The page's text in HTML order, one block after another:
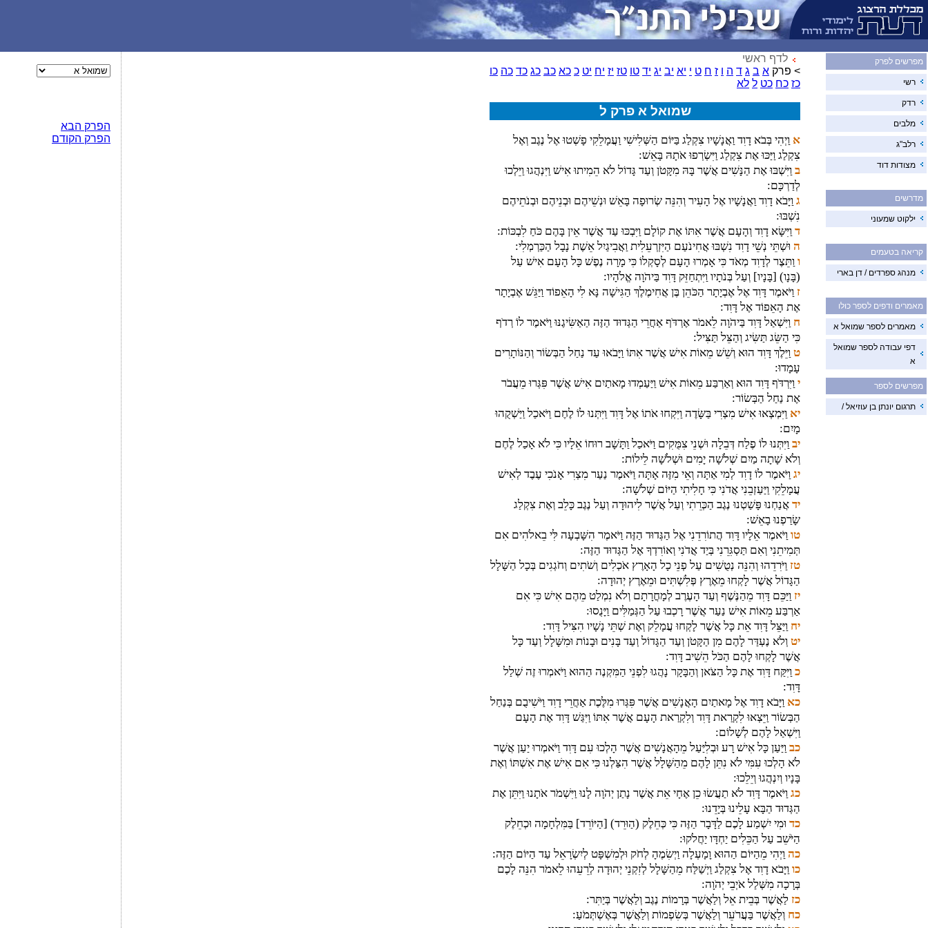
מפרשים לפרק
רשי
רדק
מלבים
רלב"ג
מצודות דוד
מדרשים
ילקוט שמעוני
קריאה בטעמים
מנהג ספרדים / דן בארי
מאמרים ודפים לספר כולו
מאמרים לספר שמואל א
דפי עבודה לספר שמואל
א
מפרשים לספר
תרגום יונתן בן עוזיאל /
לדף ראשי
> פרק א ב ג ד ה ו ז ח ט י יא יב יג יד טו טז יז יח יט כ כא כב כג כד כה כו
כז כח כט ל לא
שמואל א פרק ל
א וַיְהִי בְּבֹא דָוִד וַאֲנָשָׁיו צִקְלַג בַּיּוֹם הַשְּׁלִישִׁי וַעֲמָלֵקִי פָשְׁטוּ אֶל נֶגֶב וְאֶל
צִקְלַג וַיַּכּוּ אֶת צִקְלַג וַיִּשְׂרְפוּ אֹתָהּ בָּאֵשׁ:
ב וַיִּשְׁבּוּ אֶת הַנָּשִׁים אֲשֶׁר בָּהּ מִקָּטֹן וְעַד גָּדוֹל לֹא הֵמִיתוּ אִישׁ וַיִּנְהֲגוּ וַיֵּלְכוּ
לְדַרְכָּם:
ג וַיָּבֹא דָוִד וַאֲנָשָׁיו אֶל הָעִיר וְהִנֵּה שְׂרוּפָה בָּאֵשׁ וּנְשֵׁיהֶם וּבְנֵיהֶם וּבְנֹתֵיהֶם
נִשְׁבּוּ:
ד וַיִּשָּׂא דָוִד וְהָעָם אֲשֶׁר אִתּוֹ אֶת קוֹלָם וַיִּבְכּוּ עַד אֲשֶׁר אֵין בָּהֶם כֹּחַ לִבְכּוֹת:
ה וּשְׁתֵּי נְשֵׁי דָוִד נִשְׁבּוּ אֲחִינֹעַם הַיִּזְרְעֵלִית וַאֲבִיגַיִל אֵשֶׁת נָבָל הַכַּרְמְלִי:
ו וַתֵּצֶר לְדָוִד מְאֹד כִּי אָמְרוּ הָעָם לְסָקְלוֹ כִּי מָרָה נֶפֶשׁ כָּל הָעָם אִישׁ עַל
(בָּנָו) [בָּנָיו] וְעַל בְּנֹתָיו וַיִּתְחַזֵּק דָּוִד בַּיהֹוָה אֱלֹהָיו:
ז וַיֹּאמֶר דָּוִד אֶל אֶבְיָתָר הַכֹּהֵן בֶּן אֲחִימֶלֶךְ הַגִּישָׁה נָּא לִי הָאֵפוֹד וַיַּגֵּשׁ אֶבְיָתָר
אֶת הָאֵפוֹד אֶל דָּוִד:
ח וַיִּשְׁאַל דָּוִד בַּיהֹוָה לֵאמֹר אֶרְדֹּף אַחֲרֵי הַגְּדוּד הַזֶּה הַאַשִּׂיגֶנּוּ וַיֹּאמֶר לוֹ רְדֹף
כִּי הַשֵּׂג תַּשִּׂיג וְהַצֵּל תַּצִּיל:
ט וַיֵּלֶךְ דָּוִד הוּא וְשֵׁשׁ מֵאוֹת אִישׁ אֲשֶׁר אִתּוֹ וַיָּבֹאוּ עַד נַחַל הַבְּשׂוֹר וְהַנּוֹתָרִים
עָמָדוּ:
י וַיִּרְדֹּף דָּוִד הוּא וְאַרְבַּע מֵאוֹת אִישׁ וַיַּעַמְדוּ מָאתַיִם אִישׁ אֲשֶׁר פִּגְּרוּ מֵעֲבֹר
אֶת נַחַל הַבְּשׂוֹר:
יא וַיִּמְצְאוּ אִישׁ מִצְרִי בַּשָּׂדֶה וַיִּקְחוּ אֹתוֹ אֶל דָּוִד וַיִּתְּנוּ לוֹ לֶחֶם וַיֹּאכַל וַיַּשְׁקֻהוּ
מָיִם:
יב וַיִּתְּנוּ לוֹ פֶלַח דְּבֵלָה וּשְׁנֵי צִמֻּקִים וַיֹּאכַל וַתָּשָׁב רוּחוֹ אֵלָיו כִּי לֹא אָכַל לֶחֶם
וְלֹא שָׁתָה מַיִם שְׁלֹשָׁה יָמִים וּשְׁלֹשָׁה לֵילוֹת:
יג וַיֹּאמֶר לוֹ דָוִד לְמִי אַתָּה וְאֵי מִזֶּה אָתָּה וַיֹּאמֶר נַעַר מִצְרִי אָנֹכִי עֶבֶד לְאִישׁ
עֲמָלֵקִי וַיַּעַזְבֵנִי אֲדֹנִי כִּי חָלִיתִי הַיּוֹם שְׁלֹשָׁה:
יד אֲנַחְנוּ פָּשַׁטְנוּ נֶגֶב הַכְּרֵתִי וְעַל אֲשֶׁר לִיהוּדָה וְעַל נֶגֶב כָּלֵב וְאֶת צִקְלַג
שָׂרַפְנוּ בָאֵשׁ:
טו וַיֹּאמֶר אֵלָיו דָּוִד הֲתוֹרִדֵנִי אֶל הַגְּדוּד הַזֶּה וַיֹּאמֶר הִשָּׁבְעָה לִּי בֵאלֹהִים אִם
תְּמִיתֵנִי וְאִם תַּסְגִּרֵנִי בְּיַד אֲדֹנִי וְאוֹרִדְךָ אֶל הַגְּדוּד הַזֶּה:
טז וַיֹּרִדֵהוּ וְהִנֵּה נְטֻשִׁים עַל פְנֵי כָל הָאָרֶץ אֹכְלִים וְשֹׁתִים וְחֹגְגִים בְּכָל הַשָּׁלָל
הַגָּדוֹל אֲשֶׁר לָקְחוּ מֵאֶרֶץ פְּלִשְׁתִּים וּמֵאֶרֶץ יְהוּדָה:
יז וַיַּכֵּם דָּוִד מֵהַנֶּשֶׁף וְעַד הָעֶרֶב לְמָחֳרָתָם וְלֹא נִמְלַט מֵהֶם אִישׁ כִּי אִם
אַרְבַּע מֵאוֹת אִישׁ נַעַר אֲשֶׁר רָכְבוּ עַל הַגְּמַלִּים וַיָּנֻסוּ:
יח וַיַּצֵּל דָּוִד אֵת כָּל אֲשֶׁר לָקְחוּ עֲמָלֵק וְאֶת שְׁתֵּי נָשָׁיו הִצִּיל דָּוִד:
יט וְלֹא נֶעְדַּר לָהֶם מִן הַקָּטֹן וְעַד הַגָּדוֹל וְעַד בָּנִים וּבָנוֹת וּמִשָּׁלָל וְעַד כָּל
אֲשֶׁר לָקְחוּ לָהֶם הַכֹּל הֵשִׁיב דָּוִד:
כ וַיִּקַּח דָּוִד אֶת כָּל הַצֹּאן וְהַבָּקָר נָהֲגוּ לִפְנֵי הַמִּקְנֶה הַהוּא וַיֹּאמְרוּ זֶה שְׁלַל
דָּוִד:
כא וַיָּבֹא דָוִד אֶל מָאתַיִם הָאֲנָשִׁים אֲשֶׁר פִּגְּרוּ מִלֶּכֶת אַחֲרֵי דָוִד וַיֹּשִׁיבֻם בְּנַחַל
הַבְּשׂוֹר וַיֵּצְאוּ לִקְרַאת דָּוִד וְלִקְרַאת הָעָם אֲשֶׁר אִתּוֹ וַיִּגַּשׁ דָּוִד אֶת הָעָם
וַיִּשְׁאַל לָהֶם לְשָׁלוֹם:
כב וַיַּעַן כָּל אִישׁ רָע וּבְלִיַּעַל מֵהָאֲנָשִׁים אֲשֶׁר הָלְכוּ עִם דָּוִד וַיֹּאמְרוּ יַעַן אֲשֶׁר
לֹא הָלְכוּ עִמִּי לֹא נִתֵּן לָהֶם מֵהַשָּׁלָל אֲשֶׁר הִצַּלְנוּ כִּי אִם אִישׁ אֶת אִשְׁתּוֹ וְאֶת
בָּנָיו וְיִנְהֲגוּ וְיֵלֵכוּ:
כג וַיֹּאמֶר דָּוִד לֹא תַעֲשׂוּ כֵן אֶחָי אֵת אֲשֶׁר נָתַן יְהֹוָה לָנוּ וַיִּשְׁמֹר אֹתָנוּ וַיִּתֵּן אֶת
הַגְּדוּד הַבָּא עָלֵינוּ בְּיָדֵנוּ:
כד וּמִי יִשְׁמַע לָכֶם לַדָּבָר הַזֶּה כִּי כְּחֵלֶק (הַוּרֵד) [הַיּוֹרֵד] בַּמִּלְחָמָה וּכְחֵלֶק
הַיֹּשֵׁב עַל הַכֵּלִים יַחְדָּו יַחֲלֹקוּ:
כה וַיְהִי מֵהַיּוֹם הַהוּא וָמָעְלָה וַיְשִׂמֶהָ לְחֹק וּלְמִשְׁפָּט לְיִשְׂרָאֵל עַד הַיּוֹם הַזֶּה:
כו וַיָּבֹא דָוִד אֶל צִקְלַג וַיְשַׁלַּח מֵהַשָּׁלָל לְזִקְנֵי יְהוּדָה לְרֵעֵהוּ לֵאמֹר הִנֵּה לָכֶם
בְּרָכָה מִשְּׁלַל אֹיְבֵי יְהֹוָה:
כז לַאֲשֶׁר בְּבֵית אֵל וְלַאֲשֶׁר בְּרָמוֹת נֶגֶב וְלַאֲשֶׁר בְּיַתִּר:
כח וְלַאֲשֶׁר בַּעֲרֹעֵר וְלַאֲשֶׁר בְּשִׂפְמוֹת וְלַאֲשֶׁר בְּאֶשְׁתְּמֹעַ:
הפרק הבא
הפרק הקודם